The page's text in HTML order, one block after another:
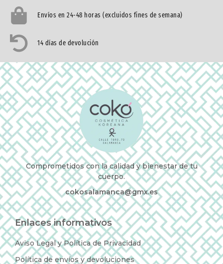
Envíos en 24-48 horas (excluidos fines de semana)
14 días de devolución
Comprometidos con la calidad y bienestar de tu
cuerpo.
cokosalamanca@gmx.es
Enlaces informativos
Aviso Legal y Política de Privacidad
Política de envíos y devoluciones